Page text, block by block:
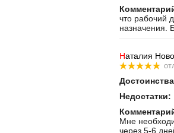
что рабочий
назначения.
Наталия
Недостатки:
Мне
через 5-6